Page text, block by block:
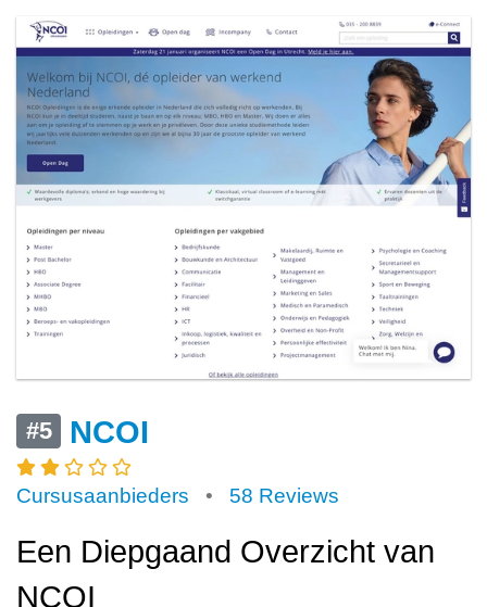
#5 NCOI
Cursusaanbieders • 58 Reviews
Een Diepgaand Overzicht van
NCOI